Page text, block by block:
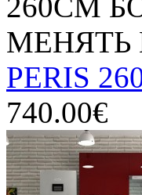
PERIS
740.00€